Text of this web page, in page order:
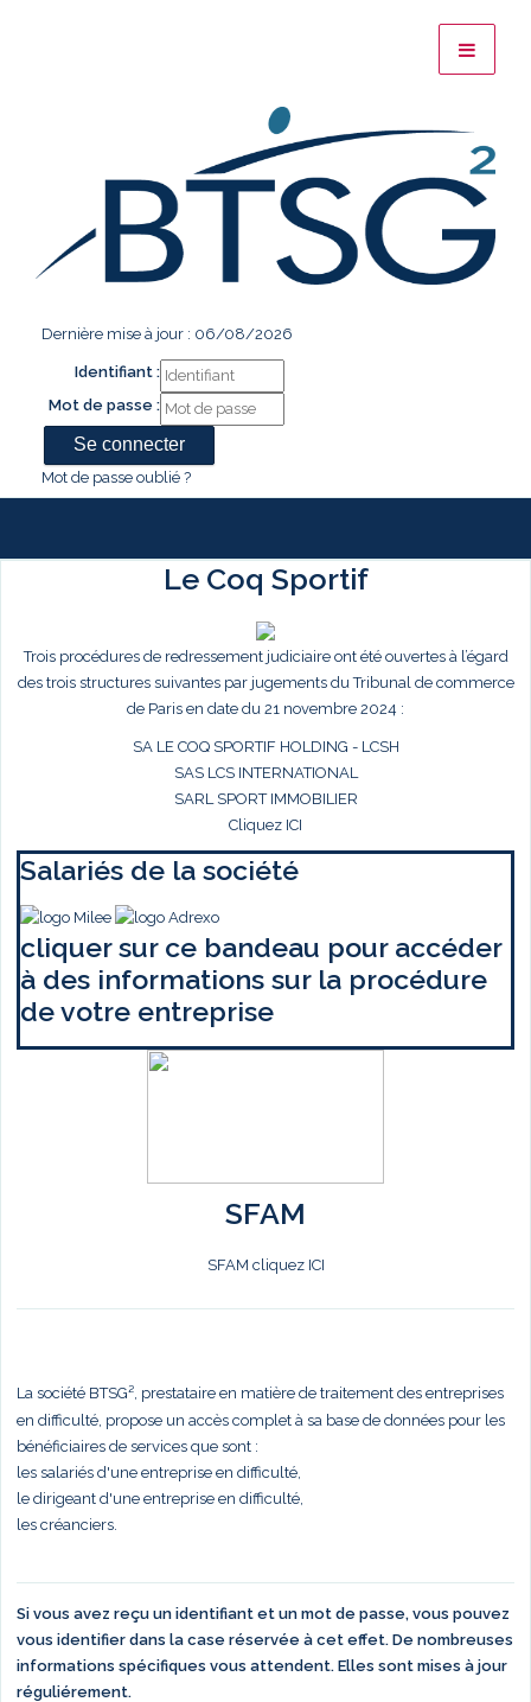
Dernière mise à jour : 06/08/2026
Identifiant :
Mot de passe :
Mot de passe oublié ?
Le Coq Sportif
Trois procédures de redressement judiciaire ont été ouvertes à l’égard
des trois structures suivantes par jugements du Tribunal de commerce
de Paris en date du 21 novembre 2024 :
SA LE COQ SPORTIF HOLDING - LCSH
SAS LCS INTERNATIONAL
SARL SPORT IMMOBILIER
Cliquez ICI
Salariés de la société
cliquer sur ce bandeau pour accéder
à des informations sur la procédure
de votre entreprise
SFAM
SFAM cliquez ICI
La société BTSG², prestataire en matière de traitement des entreprises
en difficulté, propose un accès complet à sa base de données pour les
bénéficiaires de services que sont :
les salariés d'une entreprise en difficulté,
le dirigeant d'une entreprise en difficulté,
les créanciers.
Si vous avez reçu un identifiant et un mot de passe, vous pouvez
vous identifier dans la case réservée à cet effet. De nombreuses
informations spécifiques vous attendent. Elles sont mises à jour
réguliérement.